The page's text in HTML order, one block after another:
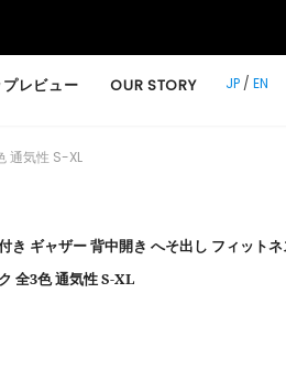
レビュー OUR STORY JP/ EN
通気性 S-XL
き ギャザー 背中開き へそ出し フィット
全3色 通気性 S-XL